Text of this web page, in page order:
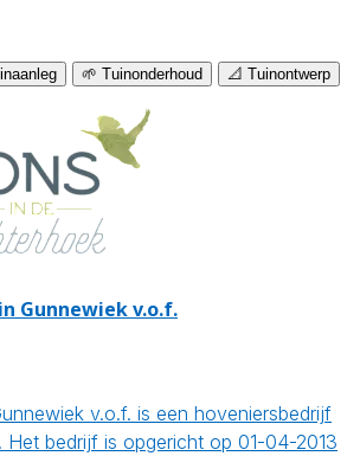
🌱 Tuinonderhoud 📐 Tuinontwerp
Gunnewiek v.o.f.
v.o.f. is een hoveniersbedrijf
Het bedrijf is opgericht op 01-04-2013